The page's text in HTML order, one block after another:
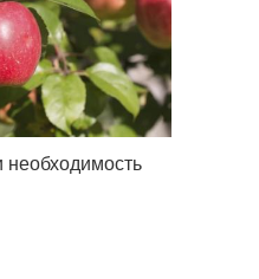
необходимость